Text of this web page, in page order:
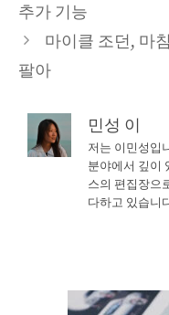
추가 기능
마이클 조던, 마
팔아
민성 이
저는 이민성입
분야에서 깊이
스의 편집장으
다하고 있습니